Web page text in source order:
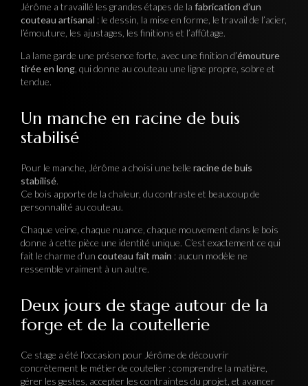
Jérôme a travaillé les grandes étapes de la fabrication d’un
couteau artisanal : le dessin, la mise en forme, le travail de l’acier,
l’émouture, les ajustages, les finitions et l’affûtage.
La lame garde une présence forte, avec une finition d’émouture
tirée en long , qui donne au couteau une ligne propre, sobre et
tendue.
Un manche en racine de buis
stabilisé
Pour le manche, Jérôme a choisi une belle racine de buis
stabilisé.
Ce bois apporte de la chaleur, du contraste et beaucoup de
personnalité au couteau.
Chaque veine, chaque nuance, chaque mouvement dans le bois
donne à cette pièce une identité unique. C’est exactement ce qui
fait le charme d’un couteau fait main : aucun modèle ne
ressemble vraiment à un autre.
Deux jours de stage autour de la
forge et de la coutellerie
Ce stage a été l’occasion pour Jérôme de découvrir
concrètement le métier de coutelier : comprendre la matière,
gérer les gestes, accepter les contraintes du projet, et avancer